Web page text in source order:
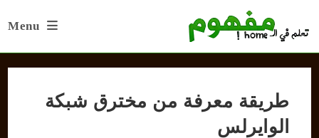
Menu
طريقة معرفة من مخترق شبكة
الوايرلس